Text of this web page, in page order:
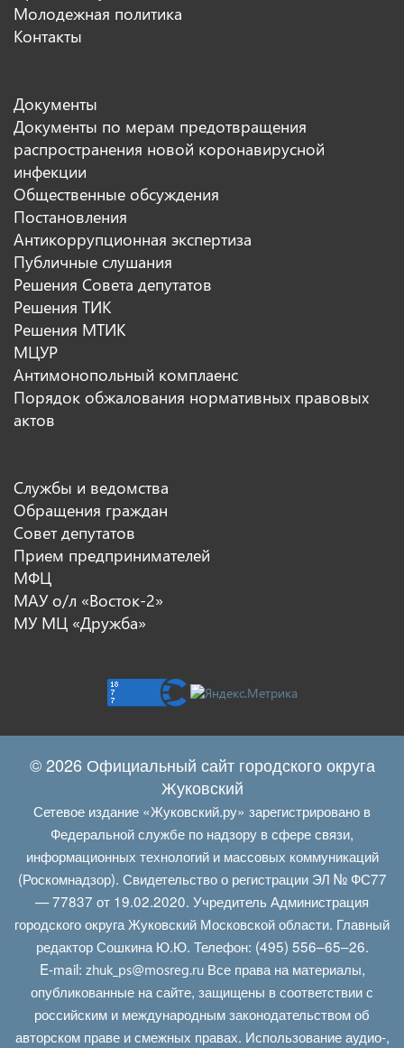
Молодежная политика
Контакты
Документы
Документы по мерам предотвращения
распространения новой коронавирусной
инфекции
Общественные обсуждения
Постановления
Антикоррупционная экспертиза
Публичные слушания
Решения Совета депутатов
Решения ТИК
Решения МТИК
МЦУР
Антимонопольный комплаенс
Порядок обжалования нормативных правовых
актов
Службы и ведомства
Обращения граждан
Совет депутатов
Прием предпринимателей
МФЦ
МАУ о/л «Восток-2»
МУ МЦ «Дружба»
© 2026 Официальный сайт городского округа
Жуковский
Сетевое издание «Жуковский.ру» зарегистрировано в
Федеральной службе по надзору в сфере связи,
информационных технологий и массовых коммуникаций
(Роскомнадзор). Свидетельство о регистрации ЭЛ № ФС77
— 77837 от 19.02.2020. Учредитель Администрация
городского округа Жуковский Московской области. Главный
редактор Сошкина Ю.Ю. Телефон: (495) 556–65–26.
E‑mail: zhuk_ps@mosreg.ruВсе права на материалы,
опубликованные на сайте, защищены в соответствии с
российским и международным законодательством об
авторском праве и смежных правах. Использование аудио-,